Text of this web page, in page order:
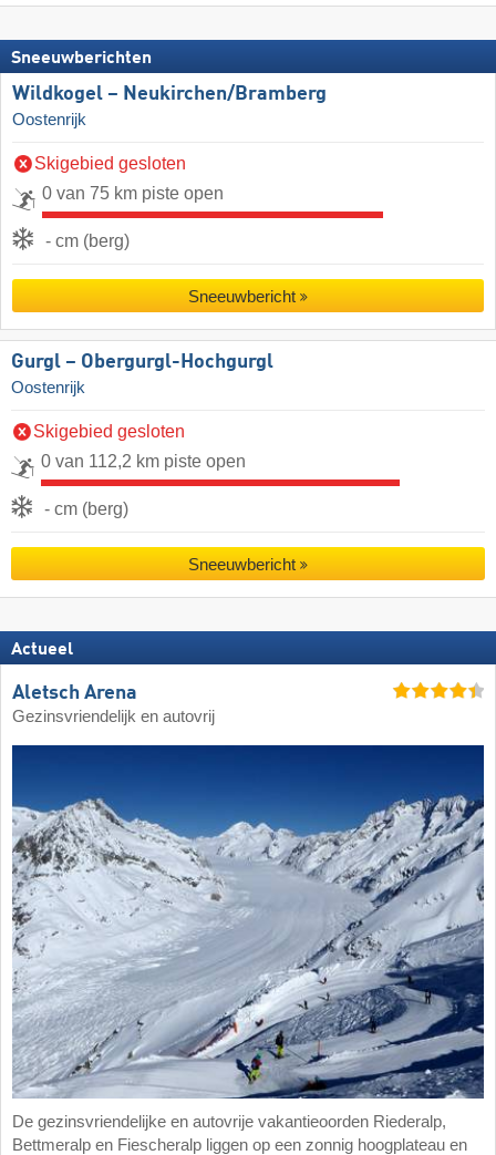
Sneeuwberichten
Wildkogel – Neukirchen/​Bramberg
Oostenrijk
Skigebied gesloten
0 van 75 km piste open
- cm (berg)
Sneeuwbericht
Gurgl – Obergurgl-Hochgurgl
Oostenrijk
Skigebied gesloten
0 van 112,2 km piste open
- cm (berg)
Sneeuwbericht
Actueel
Aletsch Arena
Gezinsvriendelijk en autovrij
De gezinsvriendelijke en autovrije vakantieoorden Riederalp,
Bettmeralp en Fiescheralp liggen op een zonnig hoogplateau en